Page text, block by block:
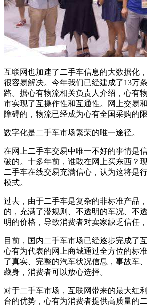
互联网也加速了二手车信息的大数据化
很容易解决。今年我们已经建成了13万
路。据心有物流相关负责人介绍，心有
市实现了互操作性和互通性。网上交易
障碍的，物流已经成为心有全国采购的限
数字化是二手车市场繁荣的唯一途径。
在网上二手车交易中唯一不好的事情是
破的。十多年前，谁敢在网上买东西？
二手车在线交易充满信心，认为这将是
模式。
过去，由于二手车是复杂的非标准产品
的，充满了潜规则、不透明的车况、不
明的价格，导致消费者对卖家缺乏信任，
目前，国内二手车市场已经逐步完成了
心有为代表的网上商城通过全方位的标
了真实、完整的汽车状况信息，事故车
藏身，消费者可以放心选择。
对于二手车市场，互联网带来的最大红
台的优势，心有为消费者提供高质量的